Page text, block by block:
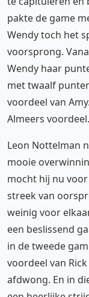
pakte de game
Wendy toch het
voorsprong.
Wendy haar
met twaalf
voordeel van
Almeers voordeel.
Leon Nottelman
mooie
mocht hij nu
streek van
weinig voor
een beslissend
in de tweede
voordeel van
afdwong. En in